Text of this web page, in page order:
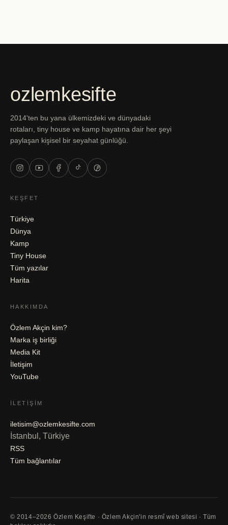
ozlemkesifte
2014'ten bu yana ülkemizdeki ve dünyadaki
rotaları, tiny house ve kamp hayatına dair her şeyi
paylaşan kişisel bir seyahat günlüğü.
KEŞFET
Türkiye
Dünya
Kamp
Tiny House
Tüm yazılar
Harita
HAKKIMDA
Özlem Akçin kim?
Marka iş birliği
Media Kit
İletişim
YouTube
İLETIŞIM
iletisim@ozlemkesifte.com
İstanbul, Türkiye
RSS
Tüm bağlantılar
© 2014–2026 Özlem Keşifte · Özlem Akçin'in resmî web sitesi · Tüm